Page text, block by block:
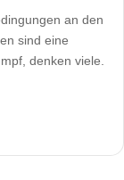
an den
sind eine
denken viele.